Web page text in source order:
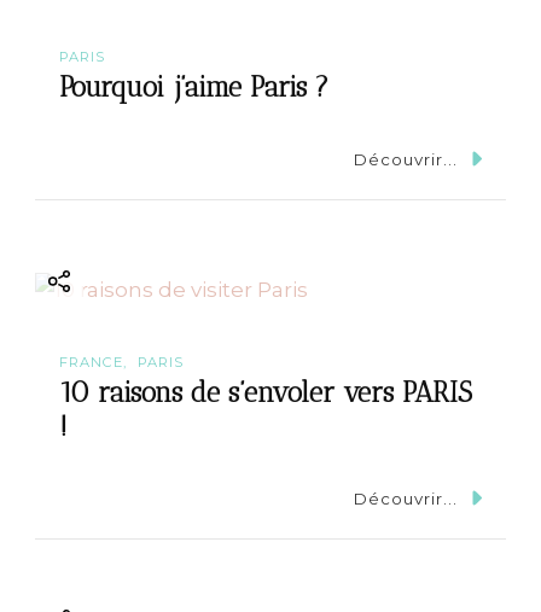
PARIS
Pourquoi j’aime Paris ?
Découvrir...
FRANCE PARIS
10 raisons de s’envoler vers PARIS
!
Découvrir...